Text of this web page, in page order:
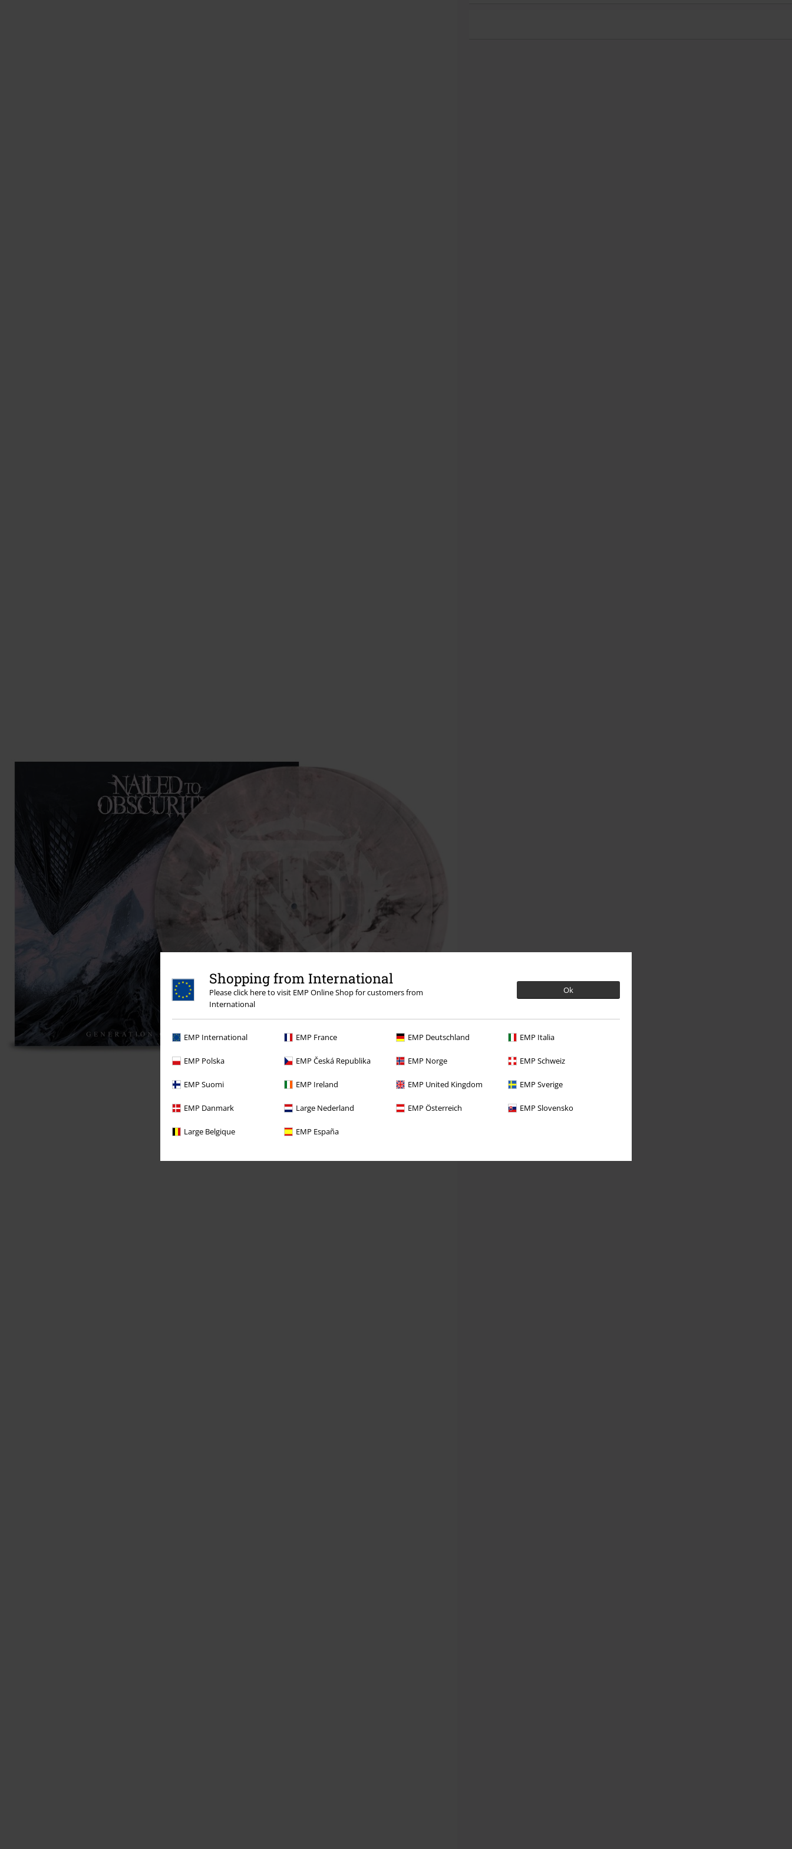
Shopping from International
Please click here to visit EMP Online Shop for customers from
International
Ok
EMP International EMP France EMP Deutschland EMP Italia
EMP Polska EMP Česká Republika EMP Norge EMP Schweiz
EMP Suomi EMP Ireland EMP United Kingdom EMP Sverige
EMP Danmark Large Nederland EMP Österreich EMP Slovensko
Large Belgique EMP España